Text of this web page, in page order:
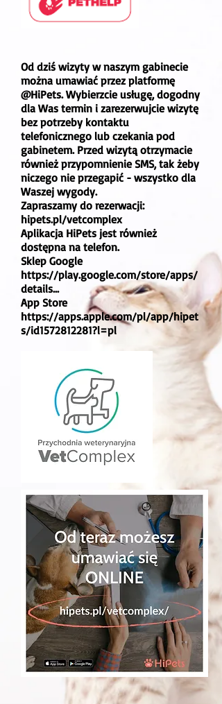
Od dziś wizyty w naszym gabinecie
można umawiać przez platformę
@HiPets. Wybierzcie usługę, dogodny
dla Was termin i zarezerwujcie wizytę
bez potrzeby kontaktu
telefonicznego lub czekania pod
gabinetem. Przed wizytą otrzymacie
również przypomnienie SMS, tak żeby
niczego nie przegapić - wszystko dla
Waszej wygody.
Zapraszamy do rezerwacji:
hipets.pl/vetcomplex
Aplikacja HiPets jest również
dostępna na telefon.
Sklep Google
https://play.google.com/store/apps/
details...
App Store
https://apps.apple.com/pl/app/hipet
s/id1572812281?l=pl